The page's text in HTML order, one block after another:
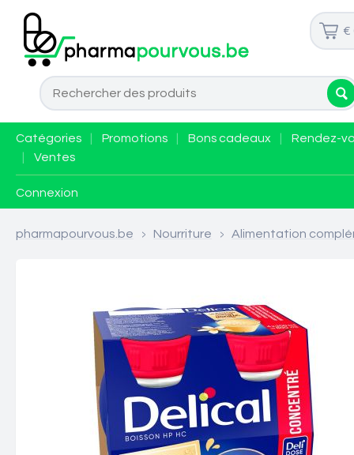
€
Catégories Promotions Bons cadeaux
Rendez-
Ventes
Connexion
pharmapourvous.be > Nourriture > Alimentation